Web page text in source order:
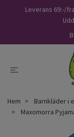
Leverans 69:-/
Hem
Barnkläder i
Maxomorra